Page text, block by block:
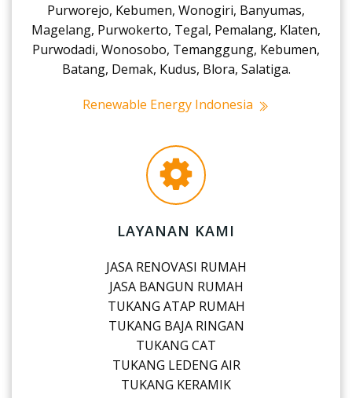
Purworejo, Kebumen, Wonogiri, Banyumas,
Magelang, Purwokerto, Tegal, Pemalang, Klaten,
Purwodadi, Wonosobo, Temanggung, Kebumen,
Batang, Demak, Kudus, Blora, Salatiga.
Renewable Energy Indonesia
LAYANAN KAMI
JASA RENOVASI RUMAH
JASA BANGUN RUMAH
TUKANG ATAP RUMAH
TUKANG BAJA RINGAN
TUKANG CAT
TUKANG LEDENG AIR
TUKANG KERAMIK